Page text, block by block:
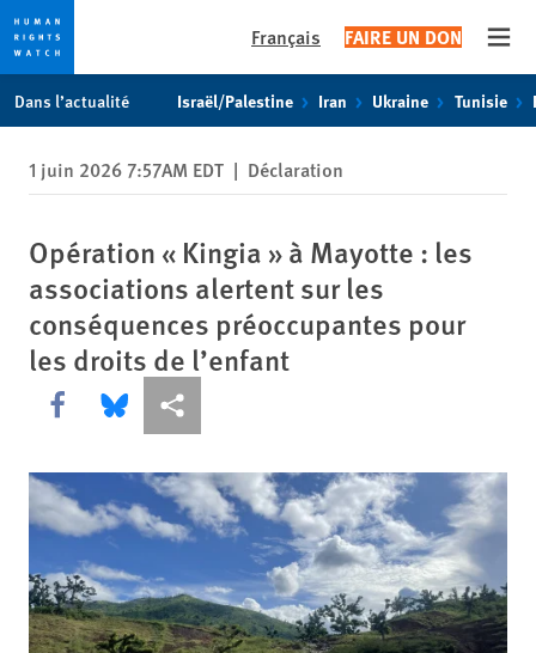
to
privacy
notice
to
content
Français FAIRE UN DON
Dans l’actualité Israël/Palestine Iran Ukraine Tunisie
1 juin 2026 7:57AM EDT | Déclaration
Opération « Kingia » à Mayotte : les
associations alertent sur les
conséquences préoccupantes pour
les droits de l’enfant
Share this via Facebook
Share this via Bluesky
Share this via Partagez